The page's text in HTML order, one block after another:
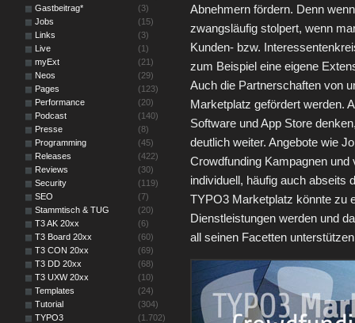
Abnehmern fördern. Denn
zwangsläufig stolpert, wenn
Kunden- bzw.
zum Beispiel eine eigene
Auch die Partnerschaften von
Marketplatz gefördert werden.
Software und App Store
deutlich weiter. Angebote wie
Crowdfunding Kampagnen
individuell, häufig auch abseits
TYPO3 Marketplatz könnte zu
Dienstleistungen werden und
all seinen Facetten
Gastbeitrag*
(3)
Jobs
(15)
Links
(3)
Live
(1)
myExt
(21)
Neos
(29)
Pages
(123)
Performance
(20)
Podcast
(140)
Presse
(8)
Programming
(45)
Releases
(422)
Reviews
(30)
Security
(119)
SEO
(7)
Stammtisch & TUG
(20)
T3 AK 20xx
(6)
T3 Board 20xx
(60)
T3 CON 20xx
(69)
T3 DD 20xx
(68)
T3 UXW 20xx
(10)
Templates
(24)
Tutorial
(304)
TYPO3
(1.702)